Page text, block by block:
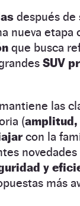
después de
nueva etapa
que busca
SUV
las
(
con la
y
más